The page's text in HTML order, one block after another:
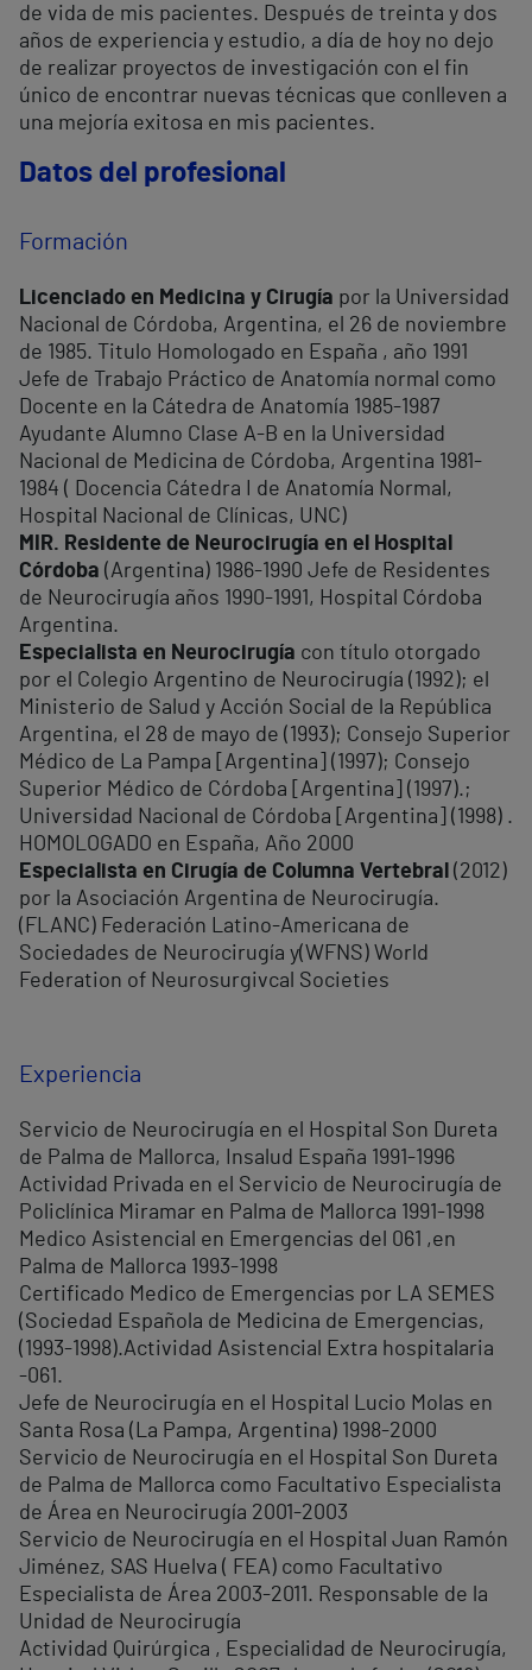
de vida de mis pacientes. Después de treinta y dos
años de experiencia y estudio, a día de hoy no dejo
de realizar proyectos de investigación con el fin
único de encontrar nuevas técnicas que conlleven a
una mejoría exitosa en mis pacientes.
Datos del profesional
Formación
Licenciado en Medicina y Cirugía por la Universidad
Nacional de Córdoba, Argentina, el 26 de noviembre
de 1985. Titulo Homologado en España , año 1991
Jefe de Trabajo Práctico de Anatomía normal como
Docente en la Cátedra de Anatomía 1985-1987
Ayudante Alumno Clase A-B en la Universidad
Nacional de Medicina de Córdoba, Argentina 1981-
1984 ( Docencia Cátedra I de Anatomía Normal,
Hospital Nacional de Clínicas, UNC)
MIR. Residente de Neurocirugía en el Hospital
Córdoba (Argentina) 1986-1990 Jefe de Residentes
de Neurocirugía años 1990-1991, Hospital Córdoba
Argentina.
Especialista en Neurocirugía con título otorgado
por el Colegio Argentino de Neurocirugía (1992); el
Ministerio de Salud y Acción Social de la República
Argentina, el 28 de mayo de (1993); Consejo Superior
Médico de La Pampa [Argentina] (1997); Consejo
Superior Médico de Córdoba [Argentina] (1997).;
Universidad Nacional de Córdoba [Argentina] (1998) .
HOMOLOGADO en España, Año 2000
Especialista en Cirugía de Columna Vertebral (2012)
por la Asociación Argentina de Neurocirugía.
(FLANC) Federación Latino-Americana de
Sociedades de Neurocirugía y(WFNS) World
Federation of Neurosurgivcal Societies
Experiencia
Servicio de Neurocirugía en el Hospital Son Dureta
de Palma de Mallorca, Insalud España 1991-1996
Actividad Privada en el Servicio de Neurocirugía de
Policlínica Miramar en Palma de Mallorca 1991-1998
Medico Asistencial en Emergencias del 061 ,en
Palma de Mallorca 1993-1998
Certificado Medico de Emergencias por LA SEMES
(Sociedad Española de Medicina de Emergencias,
(1993-1998).Actividad Asistencial Extra hospitalaria
-061.
Jefe de Neurocirugía en el Hospital Lucio Molas en
Santa Rosa (La Pampa, Argentina) 1998-2000
Servicio de Neurocirugía en el Hospital Son Dureta
de Palma de Mallorca como Facultativo Especialista
de Área en Neurocirugía 2001-2003
Servicio de Neurocirugía en el Hospital Juan Ramón
Jiménez, SAS Huelva ( FEA) como Facultativo
Especialista de Área 2003-2011. Responsable de la
Unidad de Neurocirugía
Actividad Quirúrgica , Especialidad de Neurocirugía,